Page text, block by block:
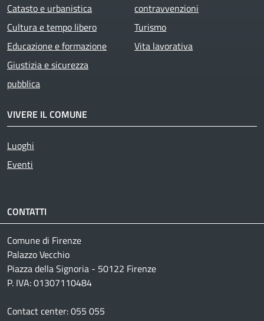
Catasto e urbanistica
Cultura e tempo libero
Educazione e formazione
Giustizia e sicurezza
pubblica
contravvenzioni
Turismo
Vita lavorativa
VIVERE IL COMUNE
Luoghi
Eventi
CONTATTI
Comune di Firenze
Palazzo Vecchio
Piazza della Signoria - 50122 Firenze
P. IVA: 01307110484
Contact center: 055 055